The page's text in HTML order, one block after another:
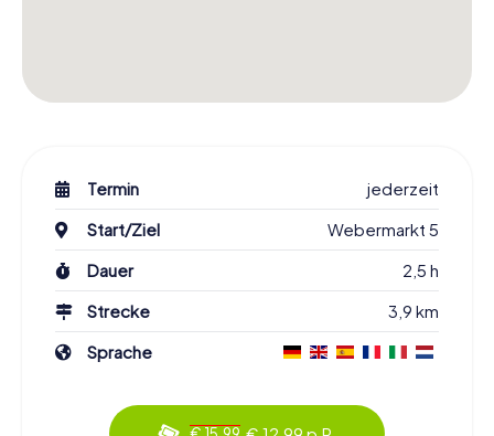
Termin
jederzeit
Start/Ziel
Webermarkt 5
Dauer
2,5 h
Strecke
3,9 km
Sprache